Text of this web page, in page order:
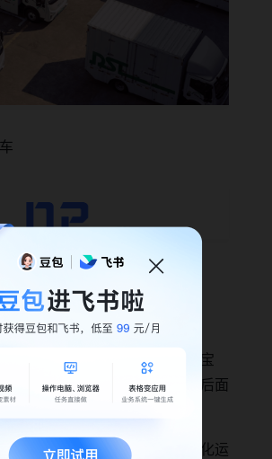
方式
队说，要相信我们在探索一个宝
小口子，咱们拿勺子慢慢挖，后面
全球领先的新能源物流车数智化运